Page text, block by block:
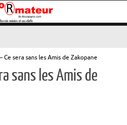
Ce sera sans les Amis de Zakopane
sans les Amis de